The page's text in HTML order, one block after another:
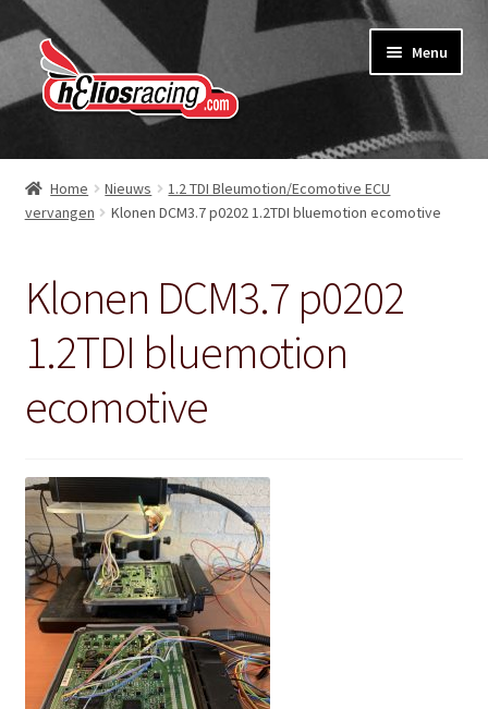
Ga
door
naar
Ga
naar
de
Menu
Webshop
Over Helios Racing
Software service voor garages
Home Nieuws
1.2 TDI Bleumotion/Ecomotive ECU
vervangen
Klonen DCM3.7 p0202 1.2TDI bluemotion ecomotive
Klonen DCM3.7 p0202
1.2TDI bluemotion
ecomotive